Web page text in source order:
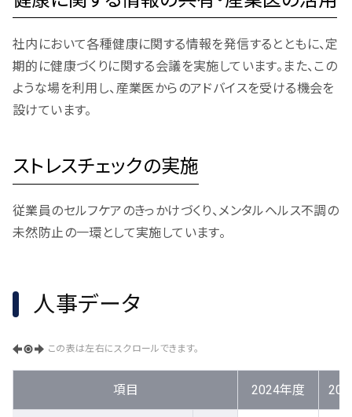
社内において各種健康に関する情報を発信するとともに、定
期的に健康づくりに関する会議を実施しています。また、この
ような場を利用し、産業医からのアドバイスを受ける機会を
設けています。
ストレスチェックの実施
従業員のセルフケアのきっかけづくり、メンタルヘルス不調の
未然防止の一環として実施しています。
人事データ
この表は左右にスクロールできます。
項目 2024年度